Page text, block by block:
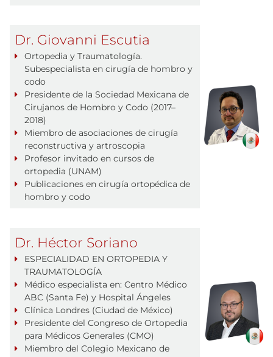
Dr. Giovanni Escutia
Ortopedia y Traumatología.
Subespecialista en cirugía de hombro y
codo
Presidente de la Sociedad Mexicana de
Cirujanos de Hombro y Codo (2017–
2018)
Miembro de asociaciones de cirugía
reconstructiva y artroscopia
Profesor invitado en cursos de
ortopedia (UNAM)
Publicaciones en cirugía ortopédica de
hombro y codo
Dr. Héctor Soriano
ESPECIALIDAD EN ORTOPEDIA Y
TRAUMATOLOGÍA
Médico especialista en: Centro Médico
ABC (Santa Fe) y Hospital Ángeles
Clínica Londres (Ciudad de México)
Presidente del Congreso de Ortopedia
para Médicos Generales (CMO)
Miembro del Colegio Mexicano de